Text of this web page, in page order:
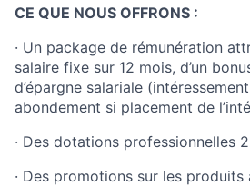
CE QUE NOUS OFFRONS :
· Un package de rémunération
salaire fixe sur 12 mois, d’un
d’épargne salariale
abondement si placement de
· Des dotations professionnelles
· Des promotions sur les